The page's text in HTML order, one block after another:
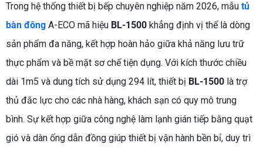
Trong hệ thống thiết bị bếp chuyên nghiệp năm 2026, mẫu tủ
bàn đông A-ECO mã hiệu BL-1500 khẳng định vị thế là dòng
sản phẩm đa năng, kết hợp hoàn hảo giữa khả năng lưu trữ
thực phẩm và bề mặt sơ chế tiện dụng. Với kích thước chiều
dài 1m5 và dung tích sử dụng 294 lít, thiết bị BL-1500 là trợ
thủ đắc lực cho các nhà hàng, khách sạn có quy mô trung
bình. Sự kết hợp giữa công nghệ làm lạnh gián tiếp bằng quạt
gió và dàn ống dẫn đồng giúp thiết bị vận hành bền bỉ, duy trì